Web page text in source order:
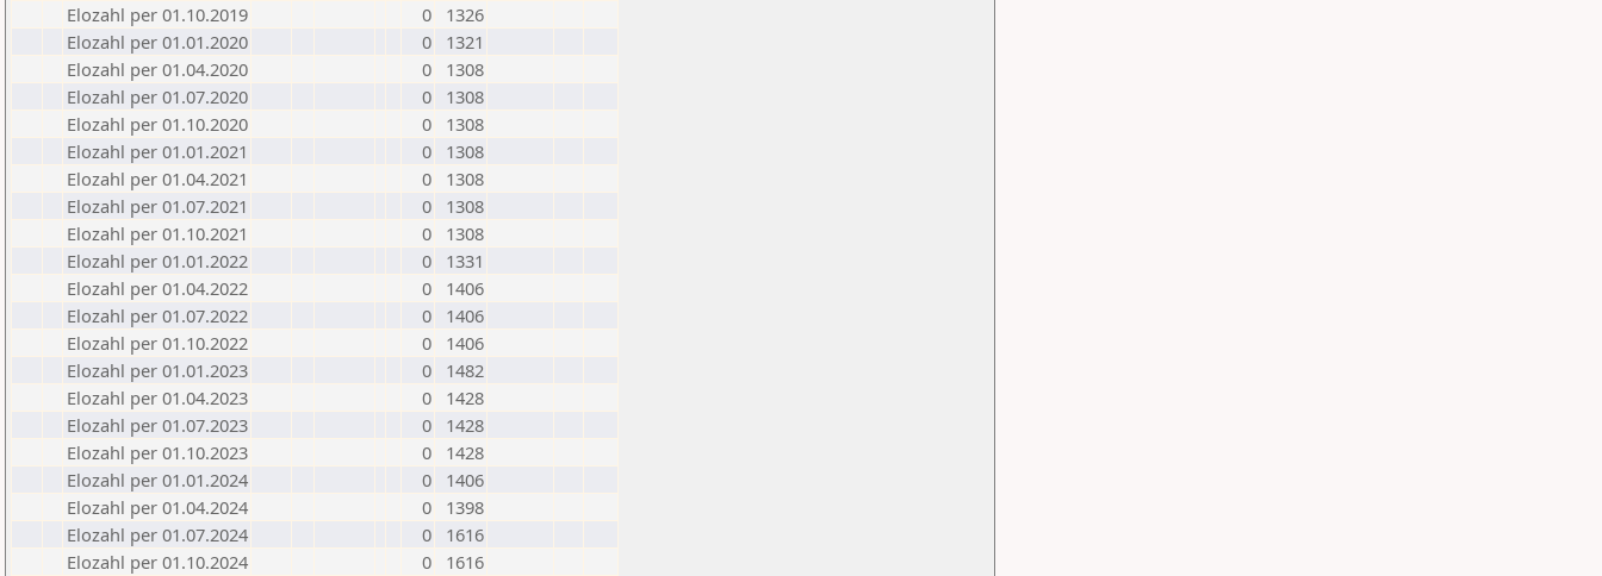
Elozahl per 01.10.2019
0
1326
Elozahl per 01.01.2020
0
1321
Elozahl per 01.04.2020
0
1308
Elozahl per 01.07.2020
0
1308
Elozahl per 01.10.2020
0
1308
Elozahl per 01.01.2021
0
1308
Elozahl per 01.04.2021
0
1308
Elozahl per 01.07.2021
0
1308
Elozahl per 01.10.2021
0
1308
Elozahl per 01.01.2022
0
1331
Elozahl per 01.04.2022
0
1406
Elozahl per 01.07.2022
0
1406
Elozahl per 01.10.2022
0
1406
Elozahl per 01.01.2023
0
1482
Elozahl per 01.04.2023
0
1428
Elozahl per 01.07.2023
0
1428
Elozahl per 01.10.2023
0
1428
Elozahl per 01.01.2024
0
1406
Elozahl per 01.04.2024
0
1398
Elozahl per 01.07.2024
0
1616
Elozahl per 01.10.2024
0 1616